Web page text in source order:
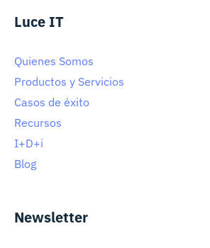
Luce IT
Quienes Somos
Productos y Servicios
Casos de éxito
Recursos
I+D+i
Blog
Newsletter